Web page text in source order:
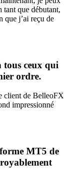
que débutant,
que j’ai reçu de
tous ceux qui
ordre.
client de BelleoFX
impressionné
MT5 de